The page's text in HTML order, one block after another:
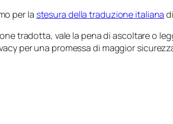
per la stesura della traduzione italiana
tradotta, vale la pena di ascoltare o
per una promessa di maggior